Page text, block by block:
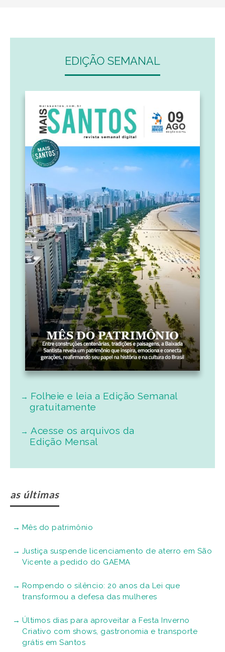
EDIÇÃO SEMANAL
Folheie e leia a Edição Semanal
gratuitamente
Acesse os arquivos da
Edição Mensal
as últimas
Mês do patrimônio
Justiça suspende licenciamento de aterro em São
Vicente a pedido do GAEMA
Rompendo o silêncio: 20 anos da Lei que
transformou a defesa das mulheres
Últimos dias para aproveitar a Festa Inverno
Criativo com shows, gastronomia e transporte
grátis em Santos